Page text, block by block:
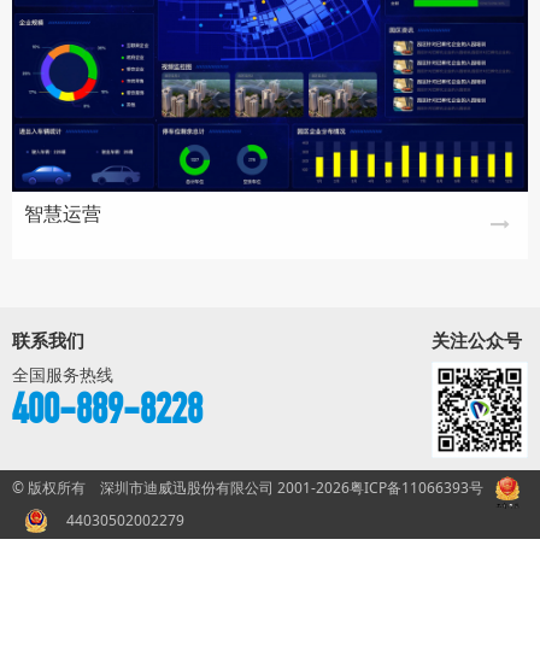
智慧运营
联系我们
全国服务热线
400-889-8228
关注公众号
© 版权所有 深圳市迪威迅股份有限公司 2001-2026粤ICP备11066393号
44030502002279